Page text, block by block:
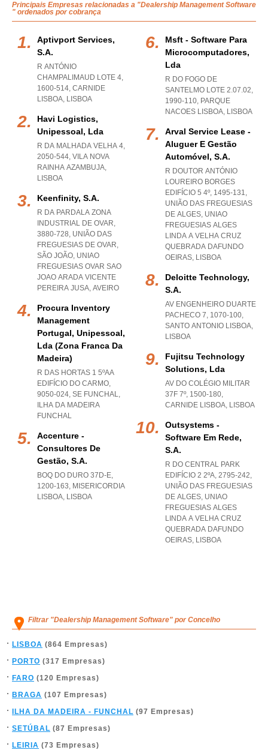
Principais Empresas relacionadas a "Dealership Management Software
" ordenados por cobrança
Aptivport Services,
S.a.
R ANTÓNIO
CHAMPALIMAUD LOTE 4,
1600-514, CARNIDE
LISBOA, LISBOA
Havi Logistics,
Unipessoal, Lda
R DA MALHADA VELHA 4,
2050-544, VILA NOVA
RAINHA AZAMBUJA,
LISBOA
Keenfinity, S.a.
R DA PARDALA ZONA
INDUSTRIAL DE OVAR,
3880-728, UNIÃO DAS
FREGUESIAS DE OVAR,
SÃO JOÃO, UNIAO
FREGUESIAS OVAR SAO
JOAO ARADA VICENTE
PEREIRA JUSA, AVEIRO
Procura Inventory
Management
Portugal, Unipessoal,
Lda (zona Franca Da
Madeira)
R DAS HORTAS 1 5ºAA
EDIFÍCIO DO CARMO,
9050-024, SE FUNCHAL,
ILHA DA MADEIRA
FUNCHAL
Accenture -
Consultores De
Gestão, S.a.
BOQ DO DURO 37D-E,
1200-163, MISERICORDIA
LISBOA, LISBOA
Msft - Software Para
Microcomputadores,
Lda
R DO FOGO DE
SANTELMO LOTE 2.07.02,
1990-110, PARQUE
NACOES LISBOA, LISBOA
Arval Service Lease -
Aluguer E Gestão
Automóvel, S.a.
R DOUTOR ANTÓNIO
LOUREIRO BORGES
EDIFÍCIO 5 4º, 1495-131,
UNIÃO DAS FREGUESIAS
DE ALGES, UNIAO
FREGUESIAS ALGES
LINDA A VELHA CRUZ
QUEBRADA DAFUNDO
OEIRAS, LISBOA
Deloitte Technology,
S.a.
AV ENGENHEIRO DUARTE
PACHECO 7, 1070-100,
SANTO ANTONIO LISBOA,
LISBOA
Fujitsu Technology
Solutions, Lda
AV DO COLÉGIO MILITAR
37F 7º, 1500-180,
CARNIDE LISBOA, LISBOA
Outsystems -
Software Em Rede,
S.a.
R DO CENTRAL PARK
EDIFÍCIO 2 2ºA, 2795-242,
UNIÃO DAS FREGUESIAS
DE ALGES, UNIAO
FREGUESIAS ALGES
LINDA A VELHA CRUZ
QUEBRADA DAFUNDO
OEIRAS, LISBOA
Filtrar "Dealership Management Software" por Concelho
LISBOA (864 Empresas)
PORTO (317 Empresas)
FARO (120 Empresas)
BRAGA (107 Empresas)
ILHA DA MADEIRA - FUNCHAL (97 Empresas)
SETÚBAL (87 Empresas)
LEIRIA (73 Empresas)